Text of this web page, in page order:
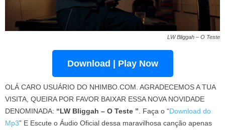
LW Bliggah – O Teste
Download | Play Now
OLÁ CARO USUÁRIO DO NHIMBO.COM. AGRADECEMOS A TUA
VISITA, QUEIRA POR FAVOR BAIXAR ESSA NOVA NOVIDADE
DENOMINADA: “LW Bliggah – O Teste ” . Faça o “Download do
Mp3” E Escute o Áudio Oficial dessa maravilhosa canção apenas